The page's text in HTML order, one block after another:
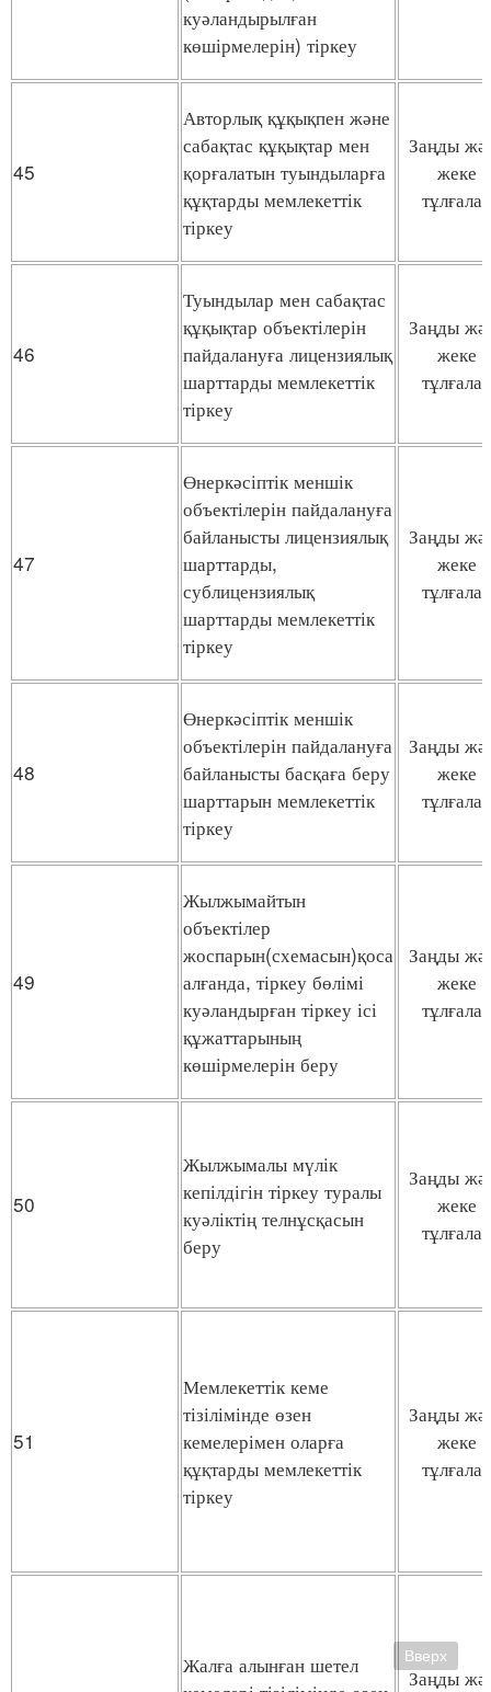
куәландырылған
көшірмелерін) тіркеу
45
Авторлық құқықпен және
сабақтас құқықтар мен
қорғалатын туындыларға
құқтарды мемлекеттік
тіркеу
Заңды
жеке
тұлғалар
46
Туындылар мен сабақтас
құқықтар объектілерін
пайдалануға лицензиялық
шарттарды мемлекеттік
тіркеу
Заңды
жеке
тұлғалар
47
Өнеркәсіптік меншік
объектілерін пайдалануға
байланысты лицензиялық
шарттарды,
сублицензиялық
шарттарды мемлекеттік
тіркеу
Заңды
жеке
тұлғалар
48
Өнеркәсіптік меншік
объектілерін пайдалануға
байланысты басқаға беру
шарттарын мемлекеттік
тіркеу
Заңды
жеке
тұлғалар
49
Жылжымайтын
объектілер
жоспарын(схемасын)қоса
алғанда, тіркеу бөлімі
куәландырған тіркеу ісі
құжаттарының
көшірмелерін беру
Заңды
жеке
тұлғалар
50
Жылжымалы мүлік
кепілдігін тіркеу туралы
куәліктің телнұсқасын
беру
Заңды
жеке
тұлғалар
51
Мемлекеттік кеме
тізілімінде өзен
кемелерімен оларға
құқтарды мемлекеттік
тіркеу
Заңды
жеке
тұлғалар
Жалға алынған шетел
Заңды
Вверх